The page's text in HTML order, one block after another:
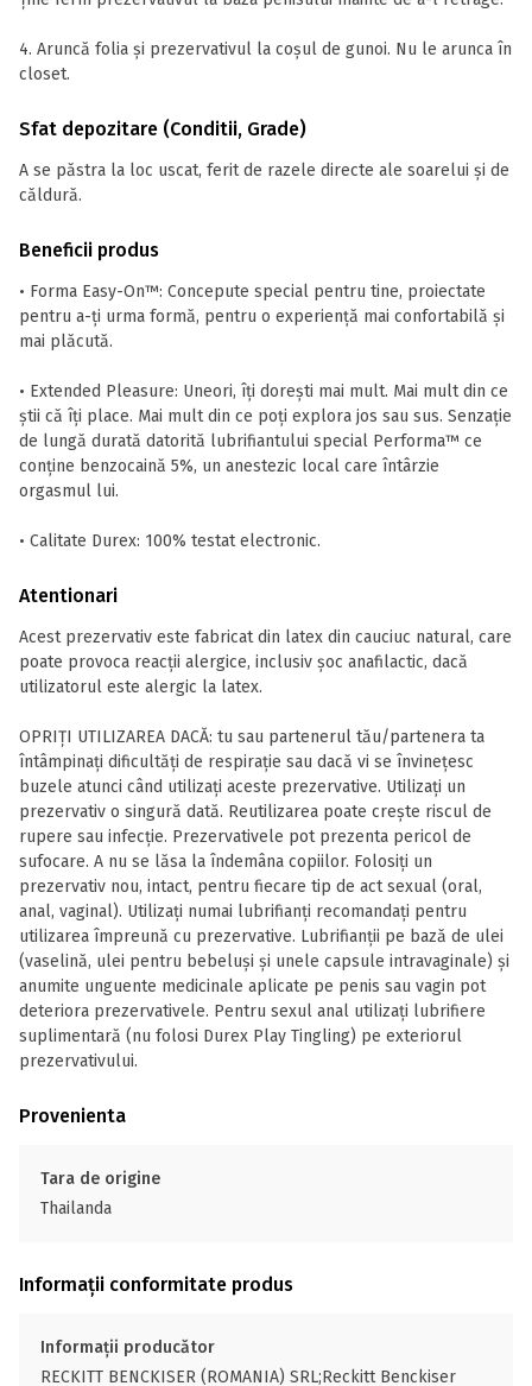
4. Aruncă folia și prezervativul la coșul de gunoi. Nu le arunca în
closet.
Sfat depozitare (Conditii, Grade)
A se păstra la loc uscat, ferit de razele directe ale soarelui și de
căldură.
Beneficii produs
• Forma Easy-On™: Concepute special pentru tine, proiectate
pentru a-ți urma formă, pentru o experiență mai confortabilă și
mai plăcută.
• Extended Pleasure: Uneori, îți dorești mai mult. Mai mult din ce
știi că îți place. Mai mult din ce poți explora jos sau sus. Senzație
de lungă durată datorită lubrifiantului special Performa™ ce
conține benzocaină 5%, un anestezic local care întârzie
orgasmul lui.
• Calitate Durex: 100% testat electronic.
Atentionari
Acest prezervativ este fabricat din latex din cauciuc natural, care
poate provoca reacții alergice, inclusiv șoc anafilactic, dacă
utilizatorul este alergic la latex.
OPRIȚI UTILIZAREA DACĂ: tu sau partenerul tău/partenera ta
întâmpinați dificultăți de respirație sau dacă vi se învinețesc
buzele atunci când utilizați aceste prezervative. Utilizați un
prezervativ o singură dată. Reutilizarea poate crește riscul de
rupere sau infecție. Prezervativele pot prezenta pericol de
sufocare. A nu se lăsa la îndemâna copiilor. Folosiți un
prezervativ nou, intact, pentru fiecare tip de act sexual (oral,
anal, vaginal). Utilizați numai lubrifianți recomandați pentru
utilizarea împreună cu prezervative. Lubrifianții pe bază de ulei
(vaselină, ulei pentru bebeluși și unele capsule intravaginale) și
anumite unguente medicinale aplicate pe penis sau vagin pot
deteriora prezervativele. Pentru sexul anal utilizați lubrifiere
suplimentară (nu folosi Durex Play Tingling) pe exteriorul
prezervativului.
Provenienta
Tara de origine
Thailanda
Informații conformitate produs
Informații producător
RECKITT BENCKISER (ROMANIA) SRL;Reckitt Benckiser